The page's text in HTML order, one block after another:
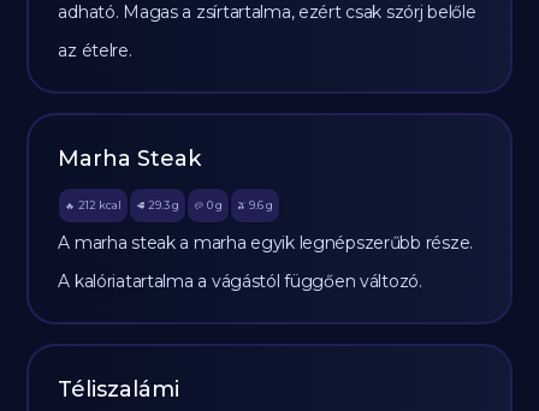
adható. Magas a zsírtartalma, ezért csak szórj belőle
az ételre.
Marha Steak
🔥 212 kcal 🥩 29.3 g 🥔 0g 🫒 9.6 g
A marha steak a marha egyik legnépszerűbb része.
A kalóriatartalma a vágástól függően változó.
Téliszalámi